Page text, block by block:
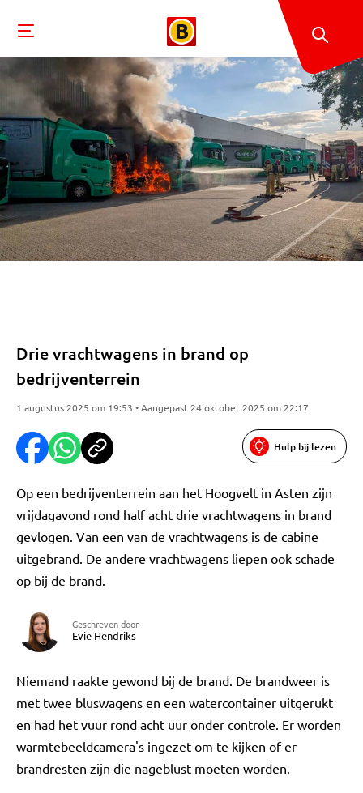
Drie vrachtwagens in brand op
bedrijventerrein
1 augustus 2025 om 19:53 • Aangepast 24 oktober 2025 om 22:17
Hulp bij lezen
Op een bedrijventerrein aan het Hoogvelt in Asten zijn
vrijdagavond rond half acht drie vrachtwagens in brand
gevlogen. Van een van de vrachtwagens is de cabine
uitgebrand. De andere vrachtwagens liepen ook schade
op bij de brand.
Geschreven door
Evie Hendriks
Niemand raakte gewond bij de brand. De brandweer is
met twee bluswagens en een watercontainer uitgerukt
en had het vuur rond acht uur onder controle. Er worden
warmtebeeldcamera's ingezet om te kijken of er
brandresten zijn die nageblust moeten worden.